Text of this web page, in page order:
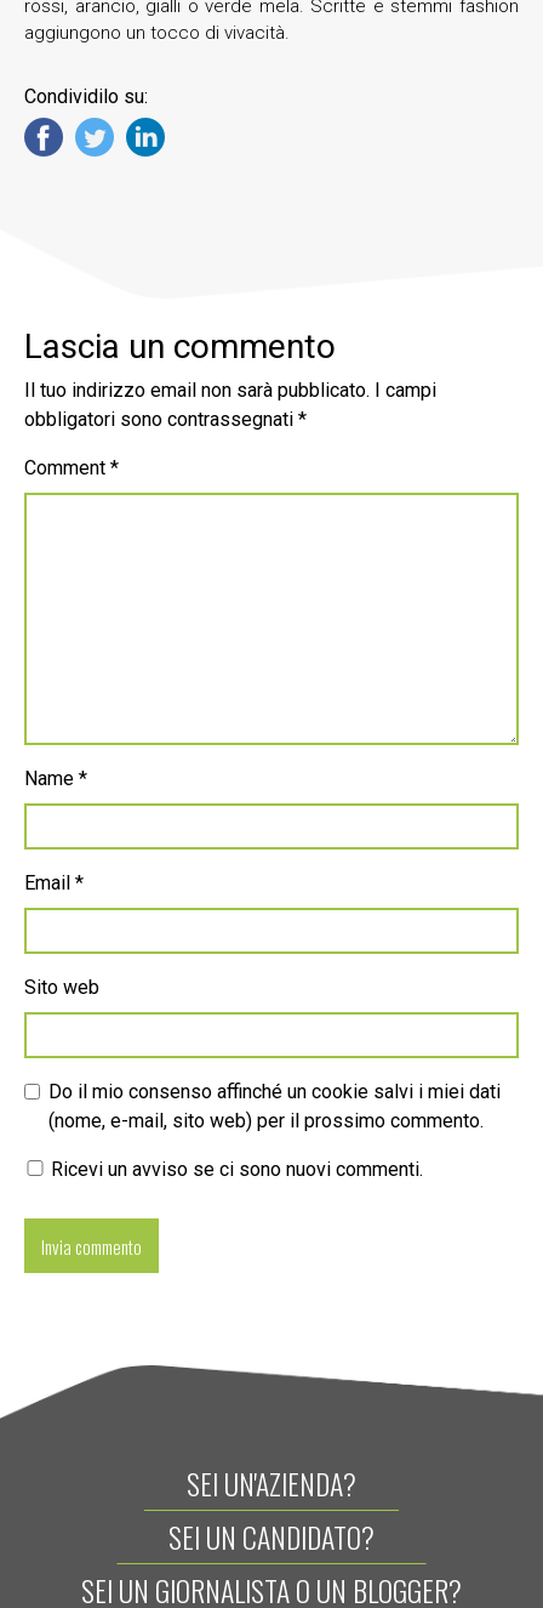
rossi, arancio, gialli o verde mela. Scritte e stemmi fashion
aggiungono un tocco di vivacità.
Condividilo su:
Lascia un commento
Il tuo indirizzo email non sarà pubblicato.
I campi
obbligatori sono contrassegnati *
Comment *
Name *
Email *
Sito web
Do il mio consenso affinché un cookie salvi i miei dati
(nome, e-mail, sito web) per il prossimo commento.
Ricevi un avviso se ci sono nuovi commenti.
SEI UN'AZIENDA?
SEI UN CANDIDATO?
SEI UN GIORNALISTA O UN BLOGGER?